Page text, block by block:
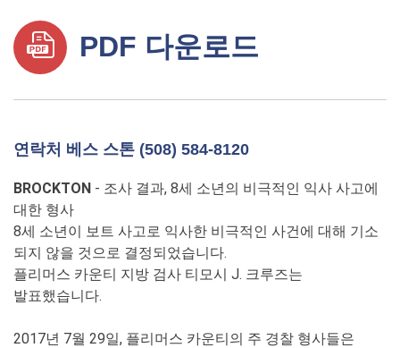
PDF 다운로드
연락처 베스 스톤 (508) 584-8120
BROCKTON - 조사 결과, 8세 소년의 비극적인 익사 사고에
대한 형사
8세 소년이 보트 사고로 익사한 비극적인 사건에 대해 기소
되지 않을 것으로 결정되었습니다.
플리머스 카운티 지방 검사 티모시 J. 크루즈는
발표했습니다.
2017년 7월 29일, 플리머스 카운티의 주 경찰 형사들은